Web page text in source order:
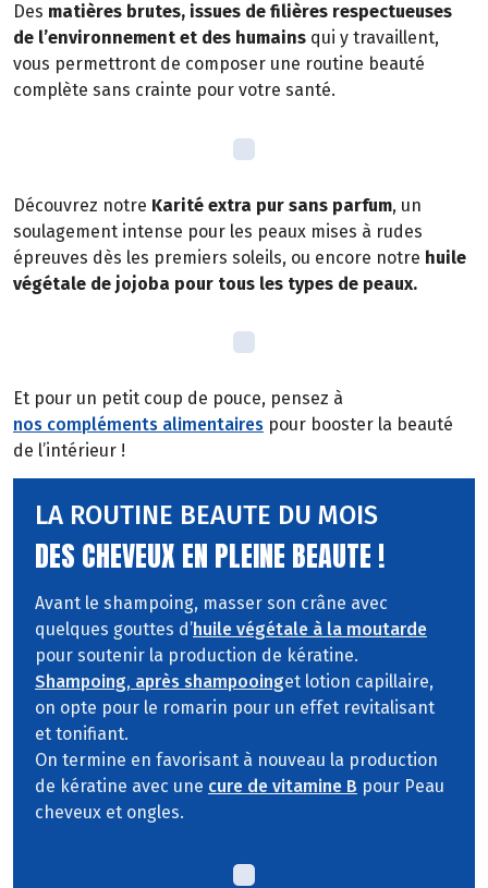
Des matières brutes, issues de filières respectueuses
de l’environnement et des humains qui y travaillent,
vous permettront de composer une routine beauté
complète sans crainte pour votre santé.
Découvrez notre Karité extra pur sans parfum, un
soulagement intense pour les peaux mises à rudes
épreuves dès les premiers soleils, ou encore notre huile
végétale de jojoba pour tous les types de peaux.
Et pour un petit coup de pouce, pensez à
nos compléments alimentaires pour booster la beauté
de l’intérieur !
LA ROUTINE BEAUTE DU MOIS
DES CHEVEUX EN PLEINE BEAUTE !
Avant le shampoing, masser son crâne avec
quelques gouttes d’huile végétale à la moutarde
pour soutenir la production de kératine.
Shampoing, après shampooinget lotion capillaire,
on opte pour le romarin pour un effet revitalisant
et tonifiant.
On termine en favorisant à nouveau la production
de kératine avec une cure de vitamine B pour Peau
cheveux et ongles.